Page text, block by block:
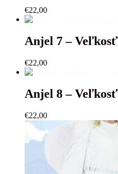
€22,00
Anjel 7 –
€22,00
Anjel 8 –
€22,00